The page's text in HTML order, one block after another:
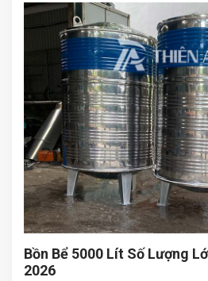
Bồn Bể 5000 Lít Số Lượng
2026